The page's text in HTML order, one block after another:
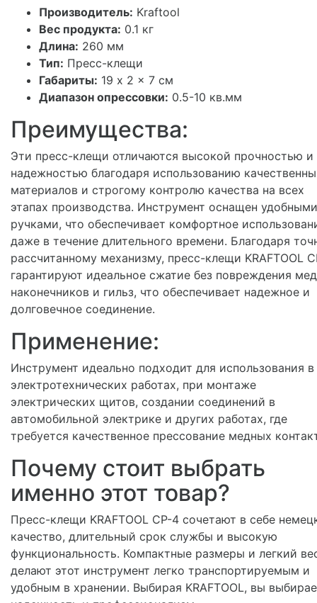
Производитель: Kraftool
Вес продукта: 0.1 кг
Длина: 260 мм
Тип: Пресс-клещи
Габариты: 19 x 2 x 7 см
Диапазон опрессовки: 0.5-10 кв.мм
Преимущества:
Эти пресс-клещи отличаются высокой прочностью и
надежностью благодаря использованию
материалов и строгому контролю качества на всех
этапах производства. Инструмент оснащен удобными
ручками, что обеспечивает комфортное
даже в течение длительного времени. Благодаря
рассчитанному механизму, пресс-клещи KRAFTOOL
гарантируют идеальное сжатие без повреждения
наконечников и гильз, что обеспечивает надежное и
долговечное соединение.
Применение:
Инструмент идеально подходит для использования в
электротехнических работах, при монтаже
электрических щитов, создании соединений в
автомобильной электрике и других работах, где
требуется качественное прессование медных
Почему стоит выбрать
именно этот товар?
Пресс-клещи KRAFTOOL CP-4 сочетают в себе
качество, длительный срок службы и высокую
функциональность. Компактные размеры и легкий
делают этот инструмент легко транспортируемым и
удобным в хранении. Выбирая KRAFTOOL, вы